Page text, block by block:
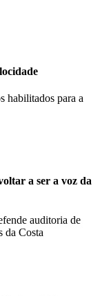
habilitados para a
a ser a voz da
auditoria de
da Costa